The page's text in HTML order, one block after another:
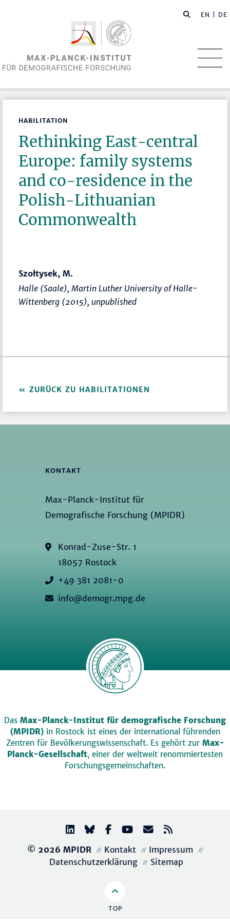
EN | DE
HABILITATION
Rethinking East-central
Europe: family systems
and co-residence in the
Polish-Lithuanian
Commonwealth
Szołtysek, M.
Halle (Saale), Martin Luther University of Halle-
Wittenberg (2015), unpublished
ZURÜCK ZU HABILITATIONEN
KONTAKT
Max-Planck-Institut für
Demografische Forschung (MPIDR)
Konrad-Zuse-Str. 1
18057 Rostock
+49 381 2081-0
info@demogr.mpg.de
Das Max-Planck-Institut für demografische Forschung
(MPIDR)in Rostock ist eines der international führenden
Zentren für Bevölkerungswissenschaft. Es gehört zur Max-
Planck-Gesellschaft, einer der weltweit renommiertesten
Forschungsgemeinschaften.
© 2026 MPIDR Kontakt
Impressum
Datenschutzerklärung
Sitemap
TOP